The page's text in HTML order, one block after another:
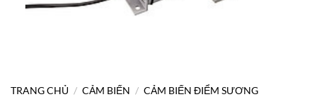
TRANG CHỦ / CẢM BIẾN / CẢM BIẾN ĐIỂM SƯƠNG